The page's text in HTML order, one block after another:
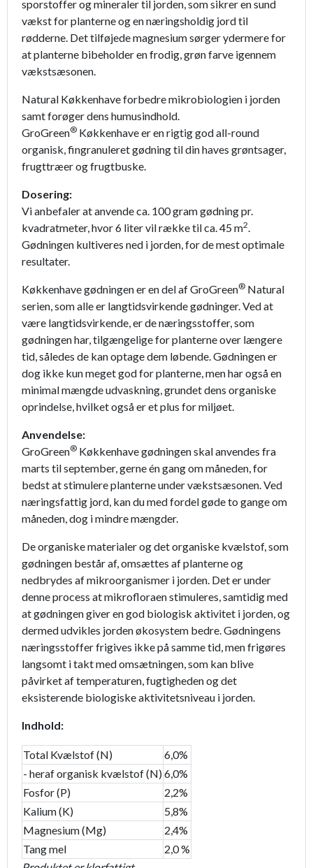
sporstoffer og mineraler til jorden, som sikrer en sund
vækst for planterne og en næringsholdig jord til
rødderne. Det tilføjede magnesium sørger ydermere for
at planterne bibeholder en frodig, grøn farve igennem
vækstsæsonen.
Natural Køkkenhave forbedre mikrobiologien i jorden
samt forøger dens humusindhold.
GroGreen® Køkkenhave er en rigtig god all-round
organisk, fingranuleret gødning til din haves grøntsager,
frugttræer og frugtbuske.
Dosering:
Vi anbefaler at anvende ca. 100 gram gødning pr.
kvadratmeter, hvor 6 liter vil række til ca. 45 m2.
Gødningen kultiveres ned i jorden, for de mest optimale
resultater.
Køkkenhave gødningen er en del af GroGreen® Natural
serien, som alle er langtidsvirkende gødninger. Ved at
være langtidsvirkende, er de næringsstoffer, som
gødningen har, tilgængelige for planterne over længere
tid, således de kan optage dem løbende. Gødningen er
dog ikke kun meget god for planterne, men har også en
minimal mængde udvaskning, grundet dens organiske
oprindelse, hvilket også er et plus for miljøet.
Anvendelse:
GroGreen® Køkkenhave gødningen skal anvendes fra
marts til september, gerne én gang om måneden, for
bedst at stimulere planterne under vækstsæsonen. Ved
næringsfattig jord, kan du med fordel gøde to gange om
måneden, dog i mindre mængder.
De organiske materialer og det organiske kvælstof, som
gødningen består af, omsættes af planterne og
nedbrydes af mikroorganismer i jorden. Det er under
denne process at mikrofloraen stimuleres, samtidig med
at gødningen giver en god biologisk aktivitet i jorden, og
dermed udvikles jorden økosystem bedre. Gødningens
næringsstoffer frigives ikke på samme tid, men frigøres
langsomt i takt med omsætningen, som kan blive
påvirket af temperaturen, fugtigheden og det
eksisterende biologiske aktivitetsniveau i jorden.
Indhold:
Total Kvælstof (N)
6,0%
- heraf organisk kvælstof (N)6,0%
Fosfor (P)
2,2%
Kalium (K)
5,8%
Magnesium (Mg)
2,4%
Tang mel
2,0 %